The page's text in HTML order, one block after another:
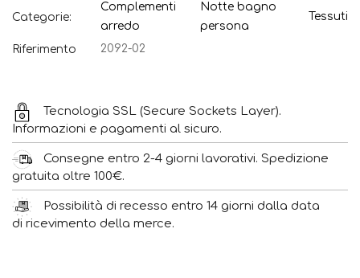
Categorie:
Complementi
arredo
Notte bagno
persona
Tessuti
Riferimento 2092-02
Tecnologia SSL (Secure Sockets Layer).
Informazioni e pagamenti al sicuro.
Consegne entro 2-4 giorni lavorativi. Spedizione
gratuita oltre 100€.
Possibilità di recesso entro 14 giorni dalla data
di ricevimento della merce.